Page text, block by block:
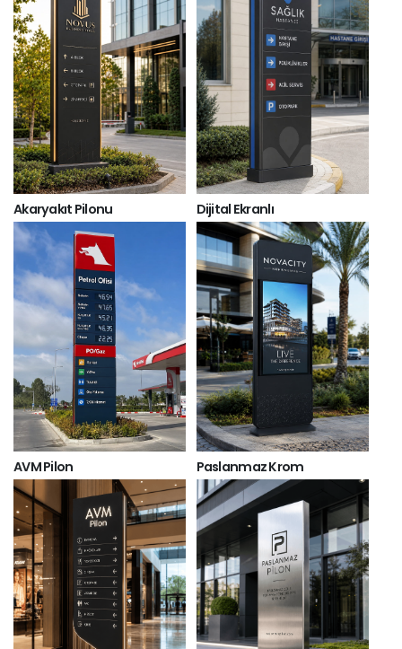
Akaryakıt Pilonu Dijital Ekranlı
AVM Pilon Paslanmaz Krom